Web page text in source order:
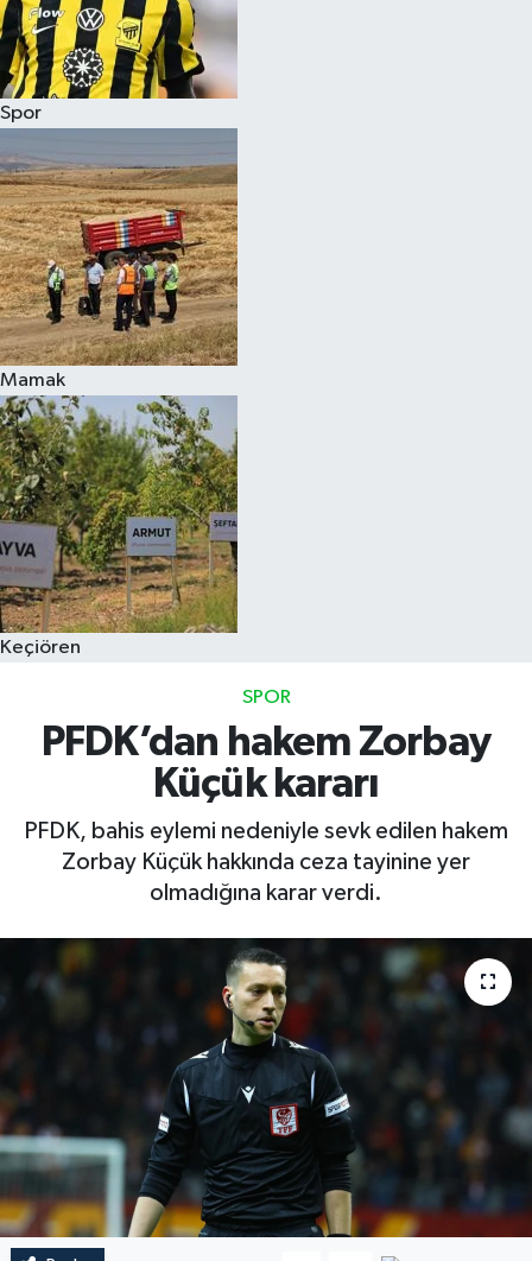
Spor
Mamak
Keçiören
SPOR
PFDK’dan hakem Zorbay
Küçük kararı
PFDK, bahis eylemi nedeniyle sevk edilen hakem
Zorbay Küçük hakkında ceza tayinine yer
olmadığına karar verdi.